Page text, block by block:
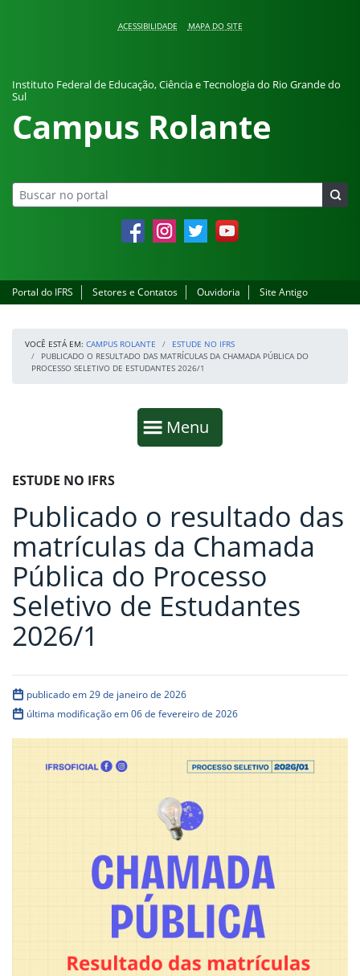
ACESSIBILIDADE MAPA DO SITE
Instituto Federal de Educação, Ciência e Tecnologia do Rio Grande do
Sul
Campus Rolante
FacebookInstagramTwitter YouTube
Portal do IFRS Setores e Contatos Ouvidoria Site Antigo
VOCÊ ESTÁ EM: CAMPUS ROLANTE
ESTUDE NO IFRS
PUBLICADO O RESULTADO DAS MATRÍCULAS DA CHAMADA PÚBLICA DO
PROCESSO SELETIVO DE ESTUDANTES 2026/1
Mostrar
Menu
Fim da navegação
Início do conteúdo
ESTUDE NO IFRS
Publicado o resultado das
matrículas da Chamada
Pública do Processo
Seletivo de Estudantes
2026/1
publicado em 29 de janeiro de 2026
última modificação em 06 de fevereiro de 2026